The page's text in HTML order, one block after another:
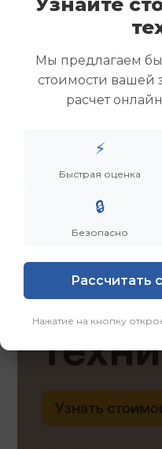
Скупка ноутбуков
Скупка ультрабуков
Скупка рабочих
Скупка старых
Скупка внешних
Заказать
Мы предлагаем
стоимости вашей
расчет
⚡
Быстрая оценка
🔒
Безопасно
Рассчитать
Нажатие на кнопку